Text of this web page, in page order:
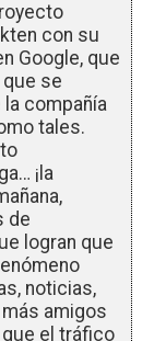
con su
Google, que
que se
compañía
tales.
¡la
de
logran que
noticias,
amigos
que el tráfico